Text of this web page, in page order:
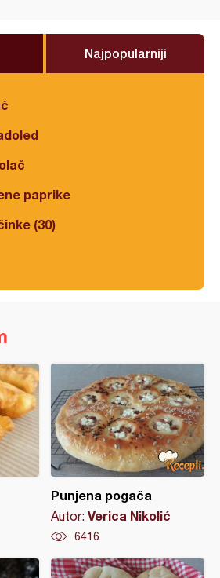
Najpopularniji
paprike
(30)
Punjena pogača
Autor: Verica Nikolić
6416